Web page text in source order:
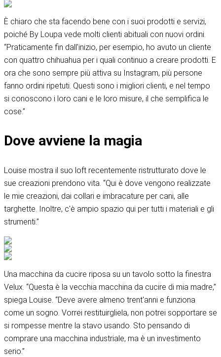
È chiaro che sta facendo bene con i suoi prodotti e servizi,
poiché By Loupa vede molti clienti abituali con nuovi ordini.
“Praticamente fin dall'inizio, per esempio, ho avuto un cliente
con quattro chihuahua per i quali continuo a creare prodotti. E
ora che sono sempre più attiva su Instagram, più persone
fanno ordini ripetuti. Questi sono i migliori clienti, e nel tempo
si conoscono i loro cani e le loro misure, il che semplifica le
cose.”
Dove avviene la magia
Louise mostra il suo loft recentemente ristrutturato dove le
sue creazioni prendono vita. “Qui è dove vengono realizzate
le mie creazioni, dai collari e imbracature per cani, alle
targhette. Inoltre, c'è ampio spazio qui per tutti i materiali e gli
strumenti.”
Una macchina da cucire riposa su un tavolo sotto la finestra
Velux. “Questa è la vecchia macchina da cucire di mia madre,”
spiega Louise. “Deve avere almeno trent'anni e funziona
come un sogno. Vorrei restituirgliela, non potrei sopportare se
si rompesse mentre la stavo usando. Sto pensando di
comprare una macchina industriale, ma è un investimento
serio.”